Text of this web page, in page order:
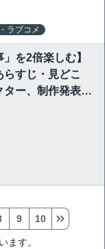
ラブコメ
を2倍楽しむ】
すじ・見どこ
ター、制作発表会
ます。
9 10